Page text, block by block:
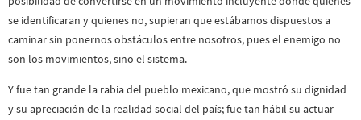
se identificaran y quienes no, supieran que estábamos dispuestos a
caminar sin ponernos obstáculos entre nosotros, pues el enemigo no
son los movimientos, sino el sistema.
Y fue tan grande la rabia del pueblo mexicano, que mostró su dignidad
y su apreciación de la realidad social del país; fue tan hábil su actuar